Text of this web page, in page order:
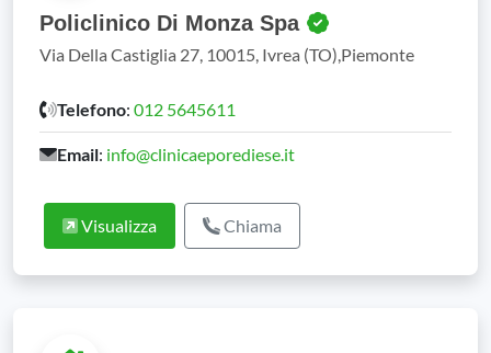
Policlinico Di Monza Spa
Via Della Castiglia 27, 10015, Ivrea (TO),Piemonte
Telefono: 012 5645611
Email: info@clinicaeporediese.it
Visualizza Chiama